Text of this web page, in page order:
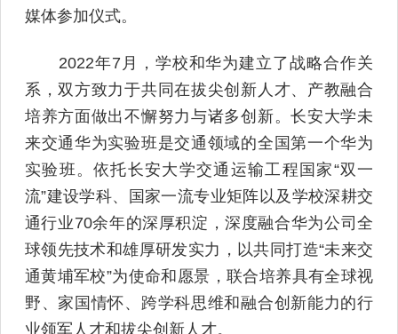
媒体参加仪式。
2022年7月，学校和华为建立了战略合作关
系，双方致力于共同在拔尖创新人才、产教融合
培养方面做出不懈努力与诸多创新。长安大学未
来交通华为实验班是交通领域的全国第一个华为
实验班。依托长安大学交通运输工程国家“双一
流”建设学科、国家一流专业矩阵以及学校深耕交
通行业70余年的深厚积淀，深度融合华为公司全
球领先技术和雄厚研发实力，以共同打造“未来交
通黄埔军校”为使命和愿景，联合培养具有全球视
野、家国情怀、跨学科思维和融合创新能力的行
业领军人才和拔尖创新人才。